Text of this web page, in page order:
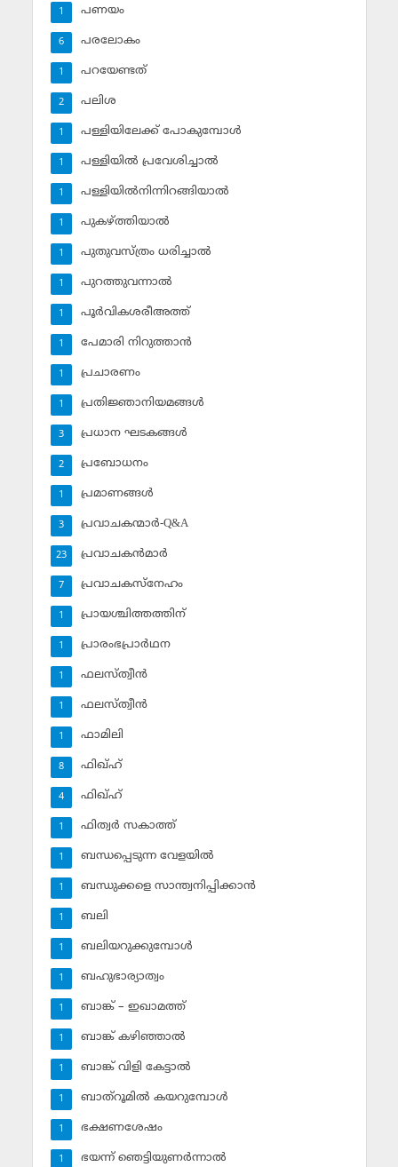
പണയം
1
പരലോകം
6
പറയേണ്ടത്
1
പലിശ
2
പള്ളിയിലേക്ക് പോകുമ്പോള്‍
1
പള്ളിയില്‍ പ്രവേശിച്ചാല്‍
1
പള്ളിയില്‍നിന്നിറങ്ങിയാല്‍
1
പുകഴ്ത്തിയാല്‍
1
പുതുവസ്ത്രം ധരിച്ചാല്‍
1
പുറത്തുവന്നാല്‍
1
പൂര്‍വികശരീഅത്ത്
1
പേമാരി നിറുത്താന്‍
1
പ്രചാരണം
1
പ്രതിജ്ഞാനിയമങ്ങള്‍
1
പ്രധാന ഘടകങ്ങള്‍
3
പ്രബോധനം
2
പ്രമാണങ്ങള്‍
1
പ്രവാചകന്മാര്‍-Q&A
3
പ്രവാചകന്‍മാര്‍
23
പ്രവാചകസ്‌നേഹം
7
പ്രായശ്ചിത്തത്തിന്
1
പ്രാരംഭപ്രാര്‍ഥന
1
ഫലസ്ത്വീൻ
1
ഫലസ്ത്വീൻ
1
ഫാമിലി
1
ഫിഖ്ഹ്
8
ഫിഖ്ഹ്‌
4
ഫിത്വര്‍ സകാത്ത്‌
1
ബന്ധപ്പെടുന്ന വേളയില്‍
1
ബന്ധുക്കളെ സാന്ത്വനിപ്പിക്കാന്‍
1
ബലി
1
ബലിയറുക്കുമ്പോള്‍
1
ബഹുഭാര്യാത്വം
1
ബാങ്ക് – ഇഖാമത്ത്
1
ബാങ്ക് കഴിഞ്ഞാല്‍
1
ബാങ്ക് വിളി കേട്ടാല്‍
1
ബാത്‌റൂമില്‍ കയറുമ്പോള്‍
1
ഭക്ഷണശേഷം
1
ഭയന്ന് ഞെട്ടിയുണര്‍ന്നാല്‍
1